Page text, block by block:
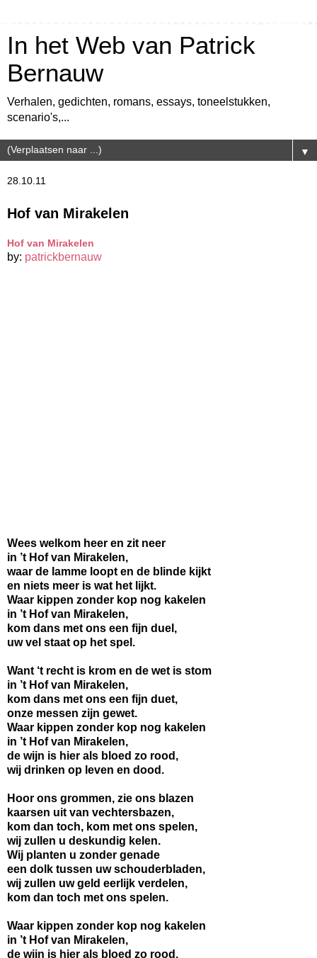
In het Web van Patrick
Bernauw
Verhalen, gedichten, romans, essays, toneelstukken,
scenario's,...
▼
28.10.11
Hof van Mirakelen
Hof van Mirakelen
by: patrickbernauw
Wees welkom heer en zit neer
in ’t Hof van Mirakelen,
waar de lamme loopt en de blinde kijkt
en niets meer is wat het lijkt.
Waar kippen zonder kop nog kakelen
in ’t Hof van Mirakelen,
kom dans met ons een fijn duel,
uw vel staat op het spel.
Want ‘t recht is krom en de wet is stom
in ’t Hof van Mirakelen,
kom dans met ons een fijn duet,
onze messen zijn gewet.
Waar kippen zonder kop nog kakelen
in ’t Hof van Mirakelen,
de wijn is hier als bloed zo rood,
wij drinken op leven en dood.
Hoor ons grommen, zie ons blazen
kaarsen uit van vechtersbazen,
kom dan toch, kom met ons spelen,
wij zullen u deskundig kelen.
Wij planten u zonder genade
een dolk tussen uw schouderbladen,
wij zullen uw geld eerlijk verdelen,
kom dan toch met ons spelen.
Waar kippen zonder kop nog kakelen
in ’t Hof van Mirakelen,
de wijn is hier als bloed zo rood,